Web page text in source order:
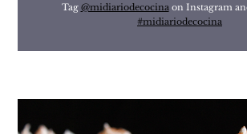
Tag @midiariodecocinaon Instagram
#midiariodecocina